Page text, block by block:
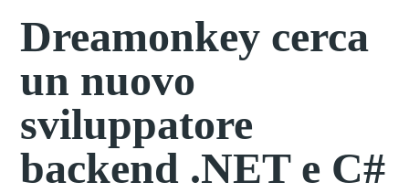
Dreamonkey cerca
un nuovo
sviluppatore
backend .NET e C#